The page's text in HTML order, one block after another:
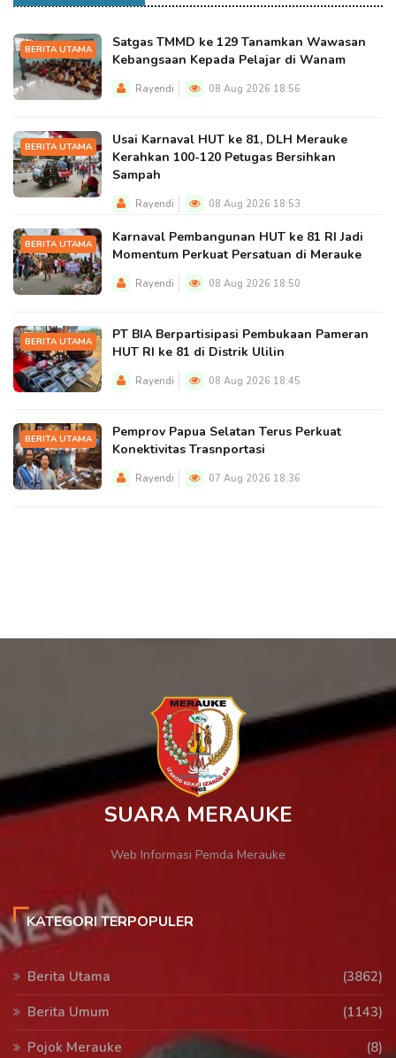
BERITA UTAMA
Satgas TMMD ke 129 Tanamkan Wawasan
Kebangsaan Kepada Pelajar di Wanam
Rayendi 08 Aug 2026 18:56
BERITA UTAMA
Usai Karnaval HUT ke 81, DLH Merauke
Kerahkan 100-120 Petugas Bersihkan
Sampah
Rayendi 08 Aug 2026 18:53
BERITA UTAMA
Karnaval Pembangunan HUT ke 81 RI Jadi
Momentum Perkuat Persatuan di Merauke
Rayendi 08 Aug 2026 18:50
BERITA UTAMA
PT BIA Berpartisipasi Pembukaan Pameran
HUT RI ke 81 di Distrik Ulilin
Rayendi 08 Aug 2026 18:45
BERITA UTAMA
Pemprov Papua Selatan Terus Perkuat
Konektivitas Trasnportasi
Rayendi 07 Aug 2026 18:36
SUARA MERAUKE
Web Informasi Pemda Merauke
KATEGORI TERPOPULER
Berita Utama
(3862)
Berita Umum
(1143)
Pojok Merauke
(8)